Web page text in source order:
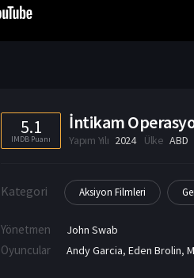
5.1
IMDB Puanı
İntikam
Yapım Yılı 2024 Ülke ABD
Kategori Aksiyon Filmleri
Yönetmen John Swab
Oyuncular Andy Garcia,Eden Brolin,